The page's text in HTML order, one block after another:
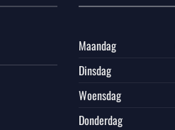
Maandag
Dinsdag
Woensdag
Donderdag